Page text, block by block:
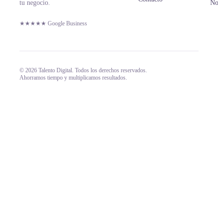
tu negocio.
★★★★★ Google Business
© 2026 Talento Digital. Todos los derechos reservados.
Ahorramos tiempo y multiplicamos resultados.